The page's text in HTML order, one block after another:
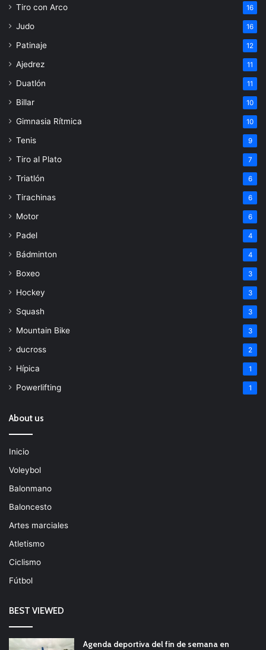
Tiro con Arco 16
Judo 16
Patinaje 12
Ajedrez 11
Duatlón 11
Billar 10
Gimnasia Rítmica 10
Tenis 9
Tiro al Plato 7
Triatlón 6
Tirachinas 6
Motor 6
Padel 4
Bádminton 4
Boxeo 3
Hockey 3
Squash 3
Mountain Bike 3
ducross 2
Hípica 1
Powerlifting 1
About us
Inicio
Voleybol
Balonmano
Baloncesto
Artes marciales
Atletismo
Ciclismo
Fútbol
BEST VIEWED
Agenda deportiva del fin de semana en